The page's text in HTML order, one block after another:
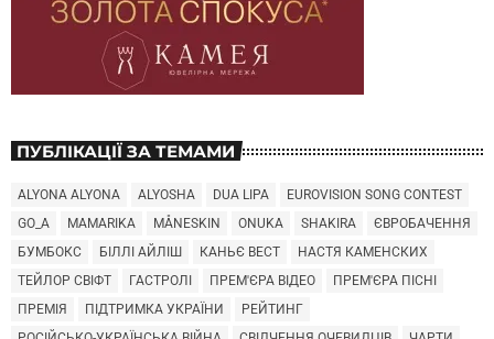
ПУБЛІКАЦІЇ ЗА ТЕМАМИ
ALYONA ALYONA ALYOSHA DUA LIPA
EUROVISION SONG CONTEST
GO_A
MAMARIKA MÅNESKIN ONUKA SHAKIRA
ЄВРОБАЧЕННЯ
БУМБОКС
БІЛЛІ АЙЛІШ КАНЬЄ ВЕСТ
НАСТЯ КАМЕНСКИХ
ТЕЙЛОР СВІФТ
ГАСТРОЛІ ПРЕМ'ЄРА ВІДЕО
ПРЕМ'ЄРА ПІСНІ
ПРЕМІЯ
ПІДТРИМКА УКРАЇНИ
РЕЙТИНГ